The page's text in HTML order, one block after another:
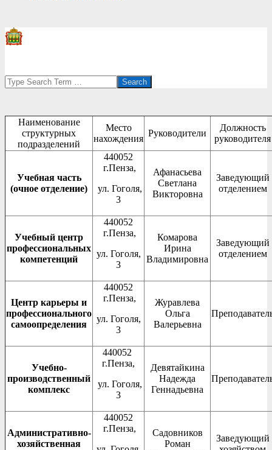
Search
Наименование
структурных
подразделений
Место
нахождения
Руководители
Должность
руководителя
Учебная часть
(очное отделение)
440052
г.Пенза,
ул. Гоголя,
3
Афанасьева
Светлана
Викторовна
Заведующий
отделением
Учебный центр
профессиональных
компетенций
440052
г.Пенза,
ул. Гоголя,
3
Комарова
Ирина
Владимировна
Заведующий
отделением
Центр карьеры и
профессионального
самоопределения
440052
г.Пенза,
ул. Гоголя,
3
Журавлева
Ольга
Валерьевна
Учебно-
производственный
комплекс
440052
г.Пенза,
ул. Гоголя,
3
Девятайкина
Надежда
Геннадьевна
Административно-
хозяйственная
440052
г.Пенза,
Садовников
Роман
Заведующий